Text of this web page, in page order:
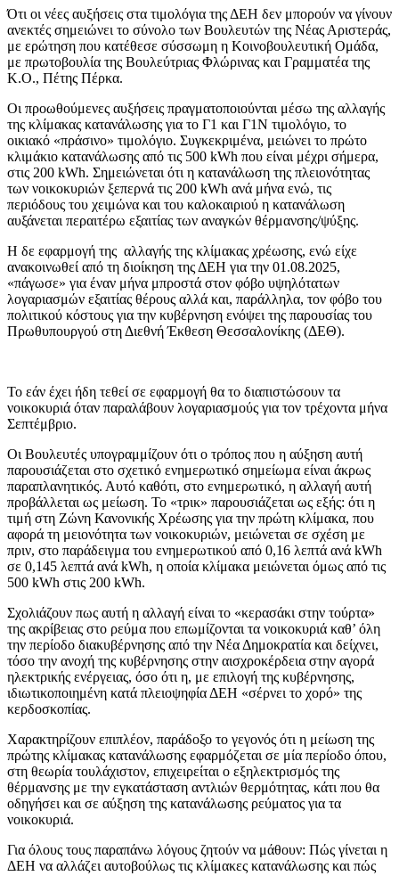
Ότι οι νέες αυξήσεις στα τιμολόγια της ΔΕΗ δεν μπορούν να γίνουν
ανεκτές σημειώνει το σύνολο των Βουλευτών της Νέας Αριστεράς,
με ερώτηση που κατέθεσε σύσσωμη η Κοινοβουλευτική Ομάδα,
με πρωτοβουλία της Βουλεύτριας Φλώρινας και Γραμματέα της
Κ.Ο., Πέτης Πέρκα.
Οι προωθούμενες αυξήσεις πραγματοποιούνται μέσω της αλλαγής
της κλίμακας κατανάλωσης για το Γ1 και Γ1Ν τιμολόγιο, το
οικιακό «πράσινο» τιμολόγιο. Συγκεκριμένα, μειώνει το πρώτο
κλιμάκιο κατανάλωσης από τις 500 kWh που είναι μέχρι σήμερα,
στις 200 kWh. Σημειώνεται ότι η κατανάλωση της πλειονότητας
των νοικοκυριών ξεπερνά τις 200 kWh ανά μήνα ενώ, τις
περιόδους του χειμώνα και του καλοκαιριού η κατανάλωση
αυξάνεται περαιτέρω εξαιτίας των αναγκών θέρμανσης/ψύξης.
Η δε εφαρμογή της αλλαγής της κλίμακας χρέωσης, ενώ είχε
ανακοινωθεί από τη διοίκηση της ΔΕΗ για την 01.08.2025,
«πάγωσε» για έναν μήνα μπροστά στον φόβο υψηλότατων
λογαριασμών εξαιτίας θέρους αλλά και, παράλληλα, τον φόβο του
πολιτικού κόστους για την κυβέρνηση ενόψει της παρουσίας του
Πρωθυπουργού στη Διεθνή Έκθεση Θεσσαλονίκης (ΔΕΘ).
Το εάν έχει ήδη τεθεί σε εφαρμογή θα το διαπιστώσουν τα
νοικοκυριά όταν παραλάβουν λογαριασμούς για τον τρέχοντα μήνα
Σεπτέμβριο.
Οι Βουλευτές υπογραμμίζουν ότι ο τρόπος που η αύξηση αυτή
παρουσιάζεται στο σχετικό ενημερωτικό σημείωμα είναι άκρως
παραπλανητικός. Αυτό καθότι, στο ενημερωτικό, η αλλαγή αυτή
προβάλλεται ως μείωση. Το «τρικ» παρουσιάζεται ως εξής: ότι η
τιμή στη Ζώνη Κανονικής Χρέωσης για την πρώτη κλίμακα, που
αφορά τη μειονότητα των νοικοκυριών, μειώνεται σε σχέση με
πριν, στο παράδειγμα του ενημερωτικού από 0,16 λεπτά ανά kWh
σε 0,145 λεπτά ανά kWh, η οποία κλίμακα μειώνεται όμως από τις
500 kWh στις 200 kWh.
Σχολιάζουν πως αυτή η αλλαγή είναι το «κερασάκι στην τούρτα»
της ακρίβειας στο ρεύμα που επωμίζονται τα νοικοκυριά καθ’ όλη
την περίοδο διακυβέρνησης από την Νέα Δημοκρατία και δείχνει,
τόσο την ανοχή της κυβέρνησης στην αισχροκέρδεια στην αγορά
ηλεκτρικής ενέργειας, όσο ότι η, με επιλογή της κυβέρνησης,
ιδιωτικοποιημένη κατά πλειοψηφία ΔΕΗ «σέρνει το χορό» της
κερδοσκοπίας.
Χαρακτηρίζουν επιπλέον, παράδοξο το γεγονός ότι η μείωση της
πρώτης κλίμακας κατανάλωσης εφαρμόζεται σε μία περίοδο όπου,
στη θεωρία τουλάχιστον, επιχειρείται ο εξηλεκτρισμός της
θέρμανσης με την εγκατάσταση αντλιών θερμότητας, κάτι που θα
οδηγήσει και σε αύξηση της κατανάλωσης ρεύματος για τα
νοικοκυριά.
Για όλους τους παραπάνω λόγους ζητούν να μάθουν: Πώς γίνεται η
ΔΕΗ να αλλάζει αυτοβούλως τις κλίμακες κατανάλωσης και πώς